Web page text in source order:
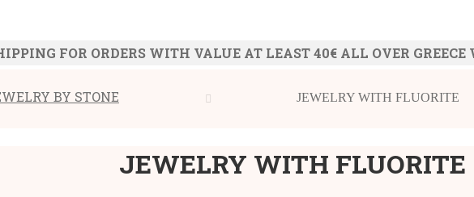
FOR ORDERS WITH VALUE AT LEAST 40€ ALL OVER
BY STONE JEWELRY WITH FLUORITE
JEWELRY WITH FLUORITE